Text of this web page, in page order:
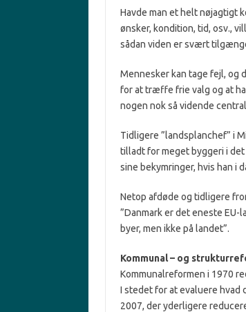
Havde man et helt nøjagtigt
ønsker, kondition, tid, osv.,
sådan viden er svært
Mennesker kan tage fejl, og
for at træffe frie valg og at
nogen nok så vidende
Tidligere ”landsplanchef” i
tilladt for meget byggeri i
sine bekymringer, hvis han i
Netop afdøde og tidligere
”Danmark er det eneste EU-
byer, men ikke på landet”.
Kommunal – og
Kommunalreformen i 1970
I stedet for at evaluere hvad
2007, der yderligere